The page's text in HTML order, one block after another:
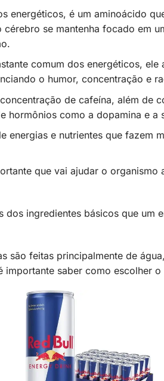
energéticos, é um aminoácido
se mantenha focado em
comum dos energéticos,
o humor, concentração e
de cafeína, além de
hormônios como a dopamina e a
energias e nutrientes que fazem
que vai ajudar o organismo
dos ingredientes básicos que um
são feitas principalmente de
importante saber como escolher o